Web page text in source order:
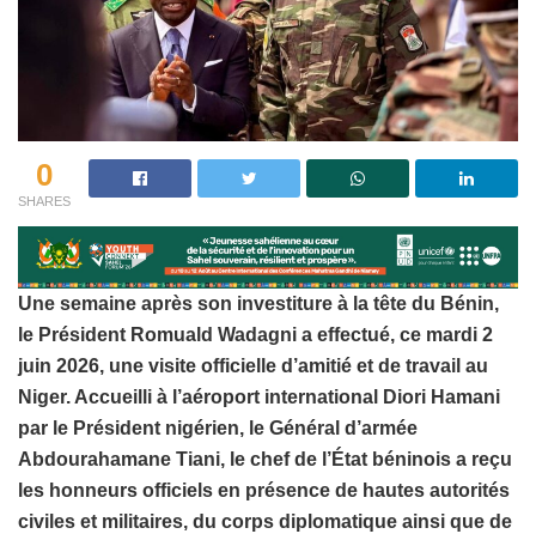
0
SHARES
Une semaine après son investiture à la tête du Bénin,
le Président Romuald Wadagni a effectué, ce mardi 2
juin 2026, une visite officielle d’amitié et de travail au
Niger. Accueilli à l’aéroport international Diori Hamani
par le Président nigérien, le Général d’armée
Abdourahamane Tiani, le chef de l’État béninois a reçu
les honneurs officiels en présence de hautes autorités
civiles et militaires, du corps diplomatique ainsi que de